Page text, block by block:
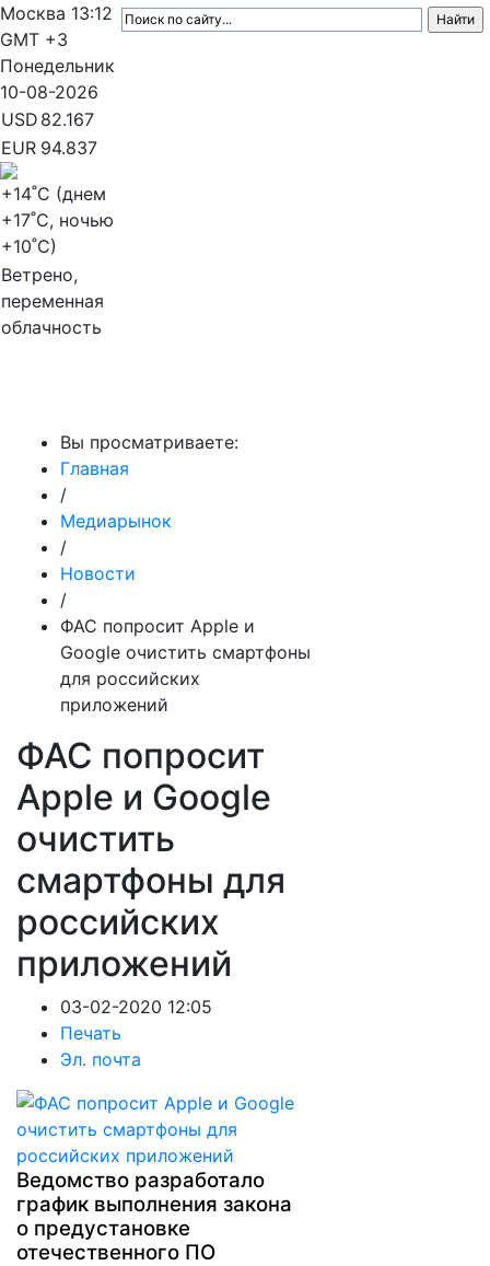
Москва 13:12
GMT +3
Понедельник
10-08-2026
USD 82.167
EUR 94.837
+14˚C (днем
+17˚C, ночью
+10˚C)
Ветрено,
переменная
облачность
Вы просматриваете:
Главная
/
Медиарынок
/
Новости
/
ФАС попросит Apple и
Google очистить смартфоны
для российских
приложений
ФАС попросит
Apple и Google
очистить
смартфоны для
российских
приложений
03-02-2020 12:05
Печать
Эл. почта
Ведомство разработало
график выполнения закона
о предустановке
отечественного ПО